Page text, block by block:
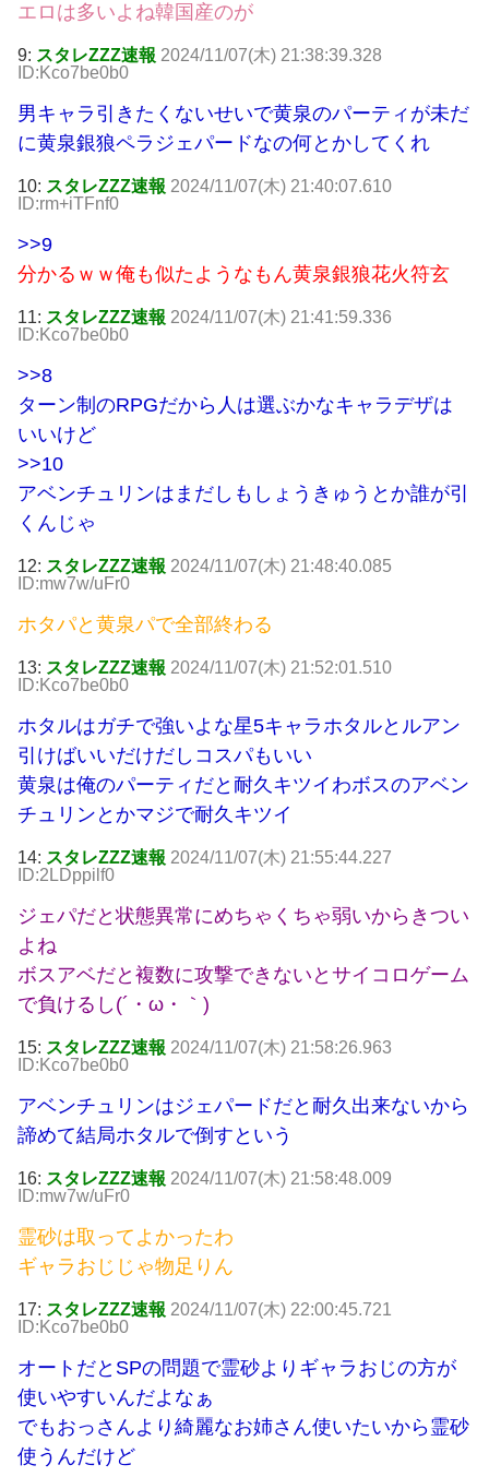
エロは多いよね韓国産のが
9: スタレZZZ速報 2024/11/07(木) 21:38:39.328
ID:Kco7be0b0
男キャラ引きたくないせいで黄泉のパーティが未だ
に黄泉銀狼ペラジェパードなの何とかしてくれ
10: スタレZZZ速報 2024/11/07(木) 21:40:07.610
ID:rm+iTFnf0
>>9
分かるｗｗ俺も似たようなもん黄泉銀狼花火符玄
11: スタレZZZ速報 2024/11/07(木) 21:41:59.336
ID:Kco7be0b0
>>8
ターン制のRPGだから人は選ぶかなキャラデザは
いいけど
>>10
アベンチュリンはまだしもしょうきゅうとか誰が引
くんじゃ
12: スタレZZZ速報 2024/11/07(木) 21:48:40.085
ID:mw7w/uFr0
ホタパと黄泉パで全部終わる
13: スタレZZZ速報 2024/11/07(木) 21:52:01.510
ID:Kco7be0b0
ホタルはガチで強いよな星5キャラホタルとルアン
引けばいいだけだしコスパもいい
黄泉は俺のパーティだと耐久キツイわボスのアベン
チュリンとかマジで耐久キツイ
14: スタレZZZ速報 2024/11/07(木) 21:55:44.227
ID:2LDppilf0
ジェパだと状態異常にめちゃくちゃ弱いからきつい
よね
ボスアベだと複数に攻撃できないとサイコロゲーム
で負けるし(´・ω・｀)
15: スタレZZZ速報 2024/11/07(木) 21:58:26.963
ID:Kco7be0b0
アベンチュリンはジェパードだと耐久出来ないから
諦めて結局ホタルで倒すという
16: スタレZZZ速報 2024/11/07(木) 21:58:48.009
ID:mw7w/uFr0
霊砂は取ってよかったわ
ギャラおじじゃ物足りん
17: スタレZZZ速報 2024/11/07(木) 22:00:45.721
ID:Kco7be0b0
オートだとSPの問題で霊砂よりギャラおじの方が
使いやすいんだよなぁ
でもおっさんより綺麗なお姉さん使いたいから霊砂
使うんだけど